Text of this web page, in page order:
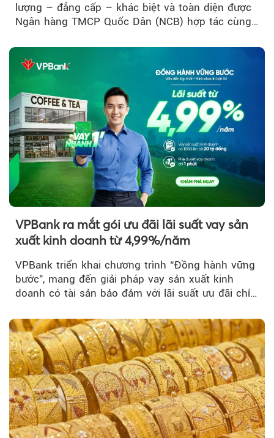
lượng – đẳng cấp – khác biệt và toàn diện được
Ngân hàng TMCP Quốc Dân (NCB) hợp tác cùng
VPBank ra mắt gói ưu đãi lãi suất vay sản
xuất kinh doanh từ 4,99%/năm
VPBank triển khai chương trình “Đồng hành vững
bước”, mang đến giải pháp vay sản xuất kinh
doanh có tài sản bảo đảm với lãi suất ưu đãi chỉ